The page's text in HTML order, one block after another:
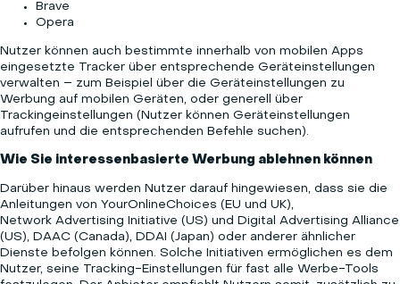
Brave
Opera
Nutzer können auch bestimmte innerhalb von mobilen Apps
eingesetzte Tracker über entsprechende Geräteinstellungen
verwalten – zum Beispiel über die Geräteinstellungen zu
Werbung auf mobilen Geräten, oder generell über
Trackingeinstellungen (Nutzer können Geräteinstellungen
aufrufen und die entsprechenden Befehle suchen).
Wie Sie interessenbasierte Werbung ablehnen können
Darüber hinaus werden Nutzer darauf hingewiesen, dass sie die
Anleitungen von YourOnlineChoices (EU und UK),
Network Advertising Initiative (US) und
Digital Advertising Alliance
(US), DAAC (Canada), DDAI (Japan) oder anderer ähnlicher
Dienste befolgen können. Solche Initiativen ermöglichen es dem
Nutzer, seine Tracking-Einstellungen für fast alle Werbe-Tools